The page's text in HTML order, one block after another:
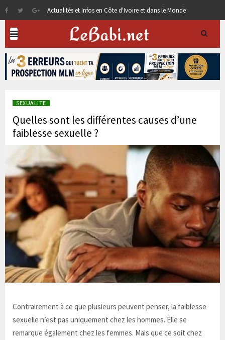
Actualités et Infos en Côte d'Ivoire et dans le Monde
SEXUALITE
Quelles sont les différentes causes d’une
faiblesse sexuelle ?
Contrairement à ce que plusieurs peuvent penser, la faiblesse
sexuelle n’est pas uniquement chez les hommes. Elle se
remarque également chez les femmes. Mais que ce soit chez